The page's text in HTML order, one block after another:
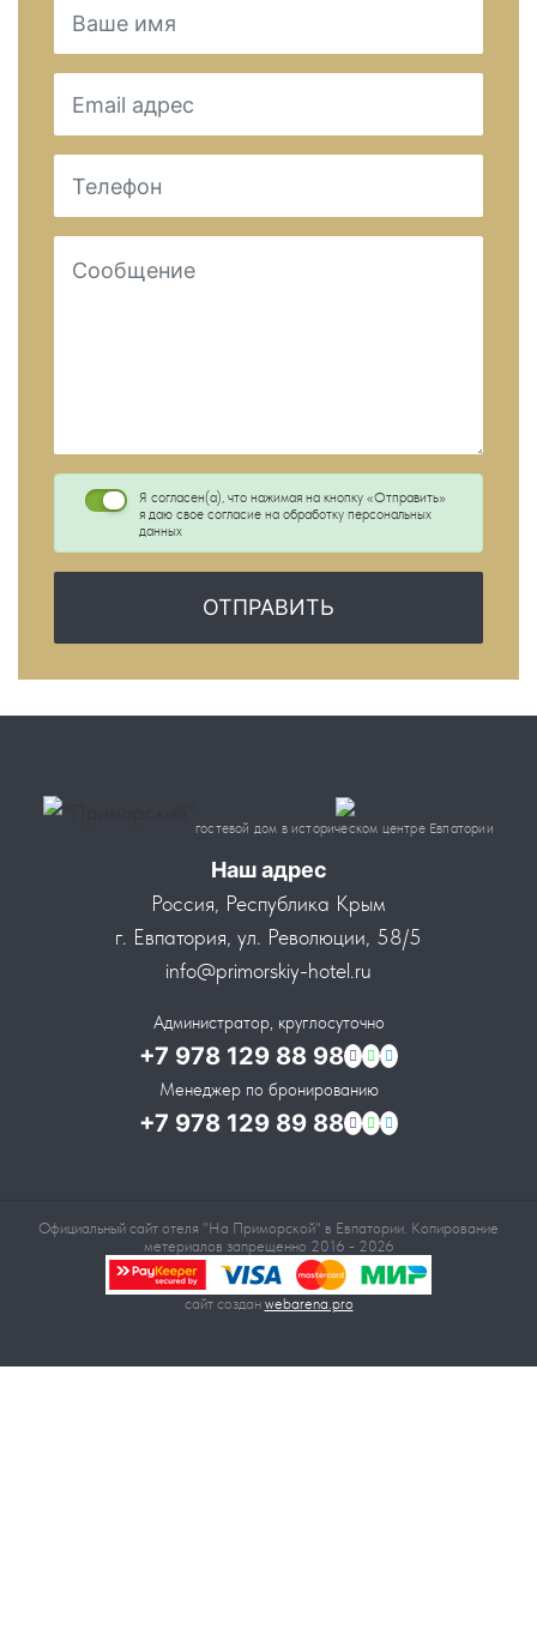
Я согласен(а), что нажимая на кнопку «Отправить»
я даю свое согласие на обработку персональных
данных
ОТПРАВИТЬ
гостевой дом в историческом центре Евпатории
Наш адрес
Россия, Республика Крым
г. Евпатория, ул. Революции, 58/5
info@primorskiy-hotel.ru
Администратор, круглосуточно
+7 978 129 88 98
Менеджер по бронированию
+7 978 129 89 88
Официальный сайт отеля "На Приморской" в Евпатории. Копирование
метериалов запрещенно 2016 - 2026
сайт создан webarena.pro